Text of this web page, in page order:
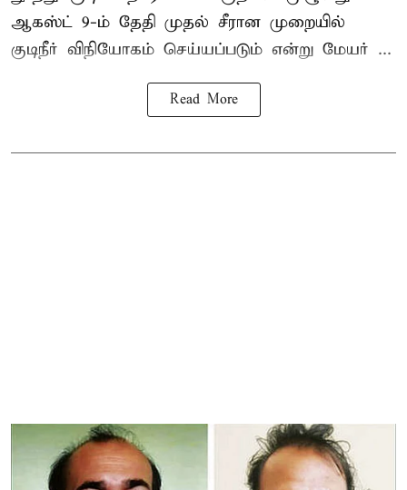
ஆகஸ்ட் 9-ம் தேதி முதல் சீரான முறையில்
குடிநீர் விநியோகம் செய்யப்படும் என்று மேயர் ...
Read More